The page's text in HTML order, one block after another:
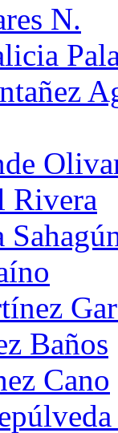
N.
Rivera
Baños
Cano